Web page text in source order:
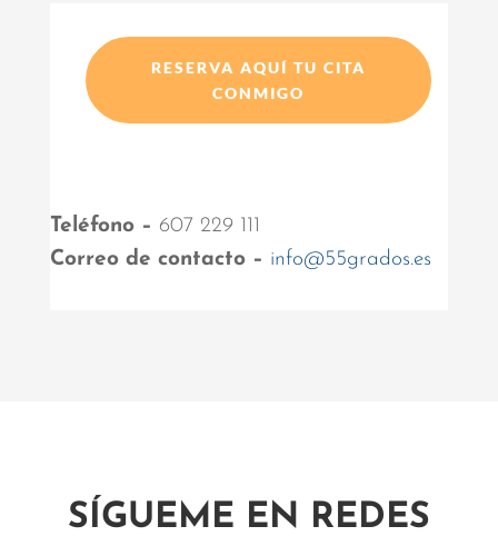
RESERVA AQUÍ TU CITA
CONMIGO
Teléfono – 607 229 111
Correo de contacto – info@55grados.es
SÍGUEME EN REDES